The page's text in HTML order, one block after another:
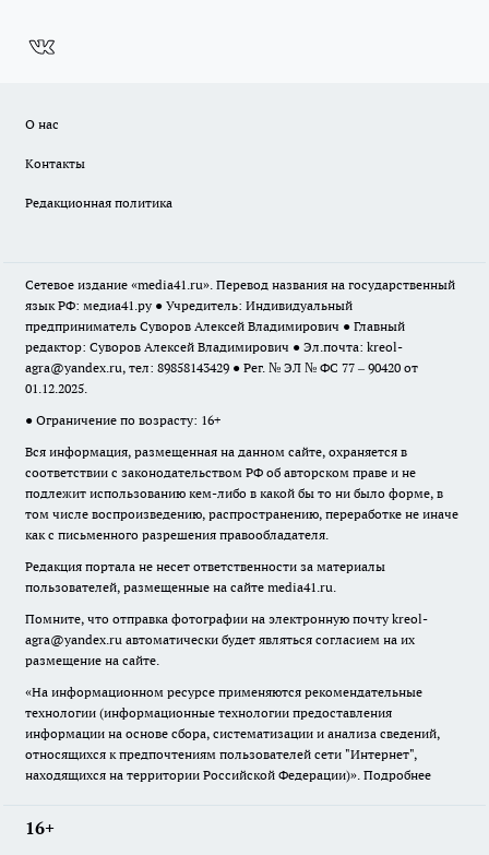
О нас
Контакты
Редакционная политика
Сетевое издание «media41.ru». Перевод названия на государственный
язык РФ: медиа41.ру ● Учредитель: Индивидуальный
предприниматель Суворов Алексей Владимирович ● Главный
редактор: Суворов Алексей Владимирович ● Эл.почта: kreol-
agra@yandex.ru, тел: 89858143429 ● Рег. № ЭЛ № ФС 77 – 90420 от
01.12.2025.
● Ограничение по возрасту: 16+
Вся информация, размещенная на данном сайте, охраняется в
соответствии с законодательством РФ об авторском праве и не
подлежит использованию кем-либо в какой бы то ни было форме, в
том числе воспроизведению, распространению, переработке не иначе
как с письменного разрешения правообладателя.
Редакция портала не несет ответственности за материалы
пользователей, размещенные на сайте media41.ru.
Помните, что отправка фотографии на электронную почту kreol-
agra@yandex.ru автоматически будет являться согласием на их
размещение на сайте.
«На информационном ресурсе применяются рекомендательные
технологии (информационные технологии предоставления
информации на основе сбора, систематизации и анализа сведений,
относящихся к предпочтениям пользователей сети "Интернет",
находящихся на территории Российской Федерации)». Подробнее
16+